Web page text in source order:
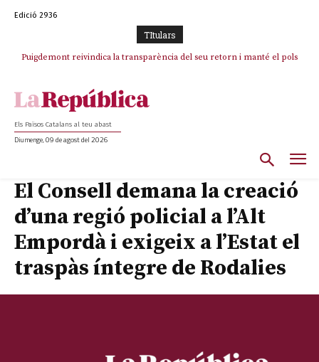
Edició 2936
TItulars
Puigdemont reivindica la transparència del seu retorn i manté el pols
Portugal acusa Espanya de provocar un “efecte crida” massiu per la seva
Els Països Catalans al teu abast
Diumenge, 09 de agost del 2026
El Consell demana la creació
d’una regió policial a l’Alt
Empordà i exigeix a l’Estat el
traspàs íntegre de Rodalies